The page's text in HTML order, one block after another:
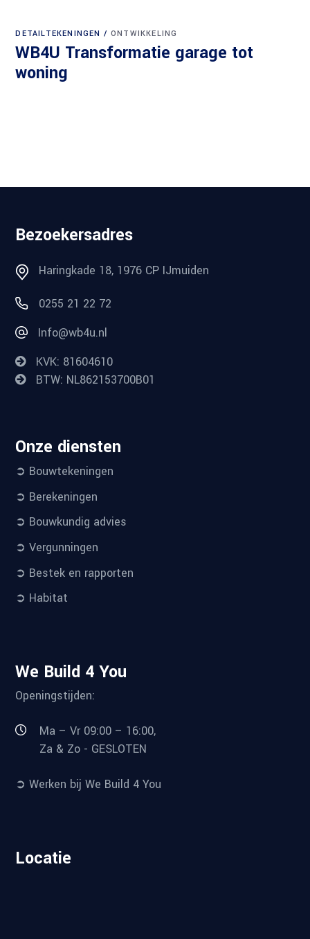
DETAILTEKENINGEN ONTWIKKELING
WB4U Transformatie garage tot
woning
Bezoekersadres
Haringkade 18, 1976 CP IJmuiden
0255 21 22 72
Info@wb4u.nl
KVK: 81604610
BTW: NL862153700B01
Onze diensten
➲ Bouwtekeningen
➲ Berekeningen
➲ Bouwkundig advies
➲ Vergunningen
➲ Bestek en rapporten
➲ Habitat
We Build 4 You
Openingstijden:
Ma – Vr 09:00 – 16:00,
Za & Zo - GESLOTEN
➲ Werken bij We Build 4 You
Locatie